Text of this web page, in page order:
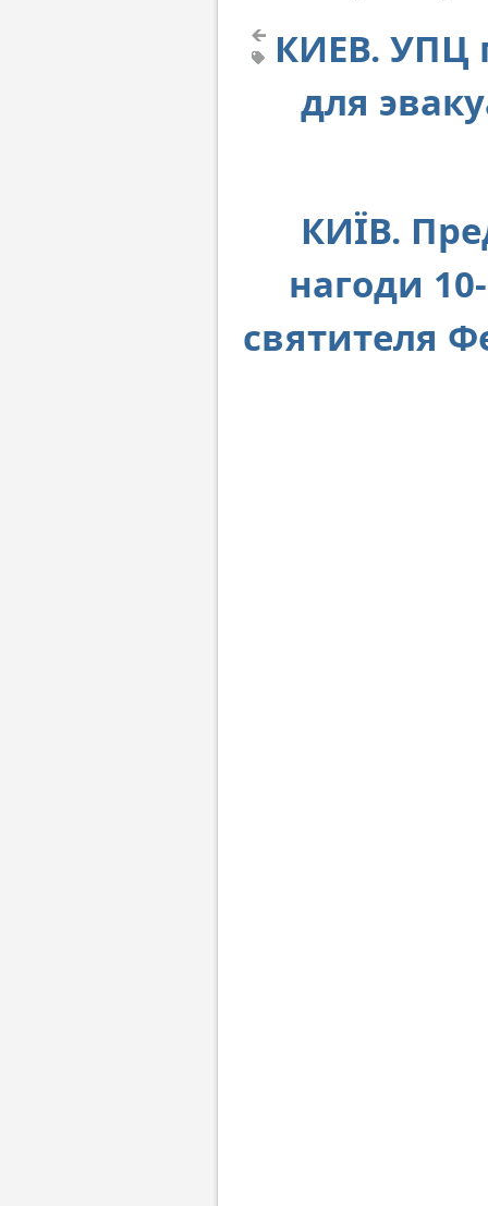
КИЕВ. УПЦ
для
КИЇВ.
нагоди
святителя